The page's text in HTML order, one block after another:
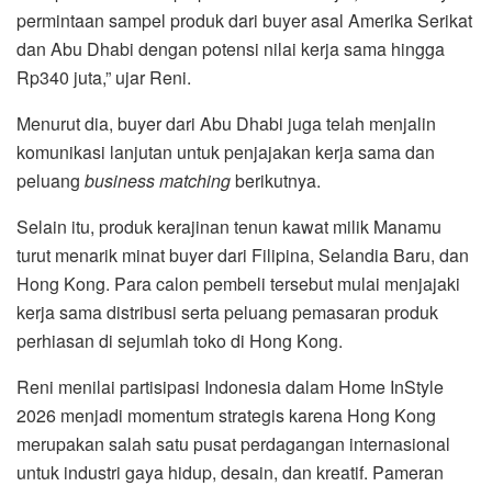
permintaan sampel produk dari buyer asal Amerika Serikat
dan Abu Dhabi dengan potensi nilai kerja sama hingga
Rp340 juta,” ujar Reni.
Menurut dia, buyer dari Abu Dhabi juga telah menjalin
komunikasi lanjutan untuk penjajakan kerja sama dan
peluang business matchingberikutnya.
Selain itu, produk kerajinan tenun kawat milik Manamu
turut menarik minat buyer dari Filipina, Selandia Baru, dan
Hong Kong. Para calon pembeli tersebut mulai menjajaki
kerja sama distribusi serta peluang pemasaran produk
perhiasan di sejumlah toko di Hong Kong.
Reni menilai partisipasi Indonesia dalam Home InStyle
2026 menjadi momentum strategis karena Hong Kong
merupakan salah satu pusat perdagangan internasional
untuk industri gaya hidup, desain, dan kreatif. Pameran